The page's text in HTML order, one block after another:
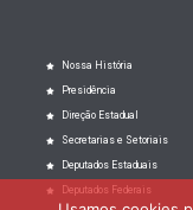
Nossa História
Presidência
Direção Estadual
Secretarias e Setoriais
Deputados Estaduais
Deputados Federais